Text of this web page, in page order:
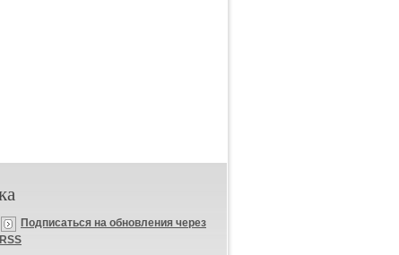
Подписаться на обновления через
RSS